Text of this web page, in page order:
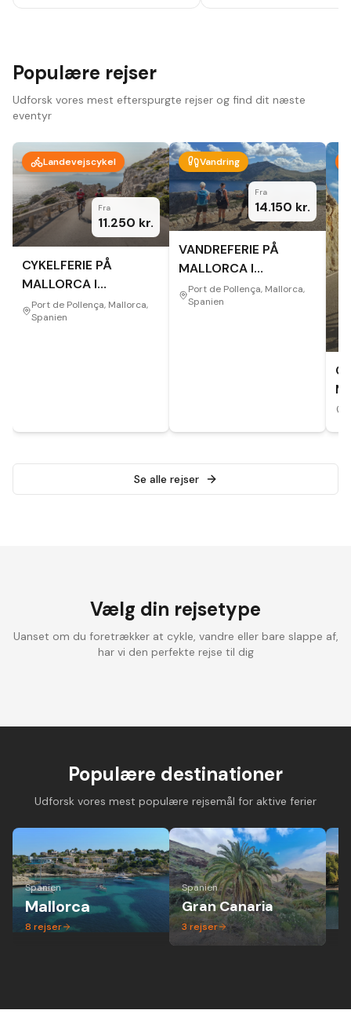
Bare se at komme afsted der er
noget for en hver.
Populære rejser
Udforsk vores mest efterspurgte rejser og find dit næste
eventyr
Landevejscykel
Fra
11.250 kr.
CYKELFERIE PÅ
MALLORCA I
EFTERÅRET
Port de Pollença, Mallorca,
Spanien
Vandring
Fra
14.150 kr.
VANDREFERIE PÅ
MALLORCA I
EFTERÅRET
Port de Pollença, Mallorca,
Spanien
Se alle rejser
Vælg din rejsetype
Uanset om du foretrækker at cykle, vandre eller bare slappe af,
har vi den perfekte rejse til dig
Populære destinationer
Udforsk vores mest populære rejsemål for aktive ferier
Spanien
Mallorca
8 rejser
Spanien
Gran Canaria
3 rejser